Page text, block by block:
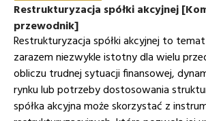
Restrukturyzacja spółki akcyjnej
przewodnik]
Restrukturyzacja spółki akcyjnej to
zarazem niezwykle istotny dla wielu
obliczu trudnej sytuacji finansowej,
rynku lub potrzeby dostosowania
spółka akcyjna może skorzystać z